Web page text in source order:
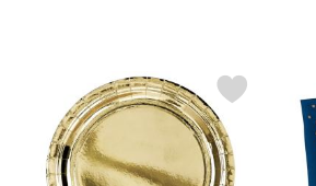
Markér gyldne Paptallerkener